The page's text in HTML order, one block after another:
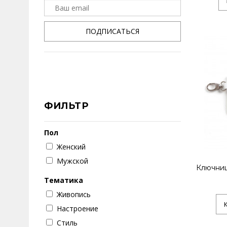
ПОДПИСАТЬСЯ
ФИЛЬТР
Пол
Женский
Мужской
Тематика
Живопись
Настроение
Стиль